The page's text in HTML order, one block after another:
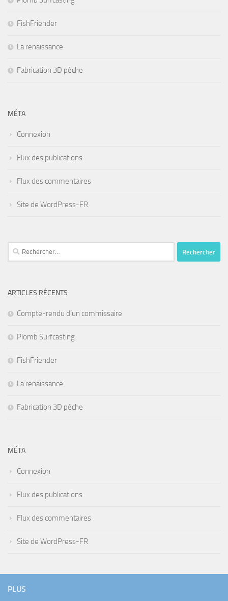
FishFriender
La renaissance
Fabrication 3D pêche
MÉTA
Connexion
Flux des publications
Flux des commentaires
Site de WordPress-FR
Rechercher :
ARTICLES RÉCENTS
Compte-rendu d’un commissaire
Plomb Surfcasting
FishFriender
La renaissance
Fabrication 3D pêche
MÉTA
Connexion
Flux des publications
Flux des commentaires
Site de WordPress-FR
PLUS